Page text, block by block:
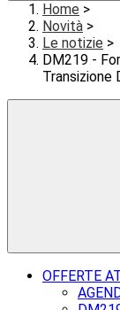
Home >
Novità >
Le notizie >
DM219 -
Transizione
OFFERTE